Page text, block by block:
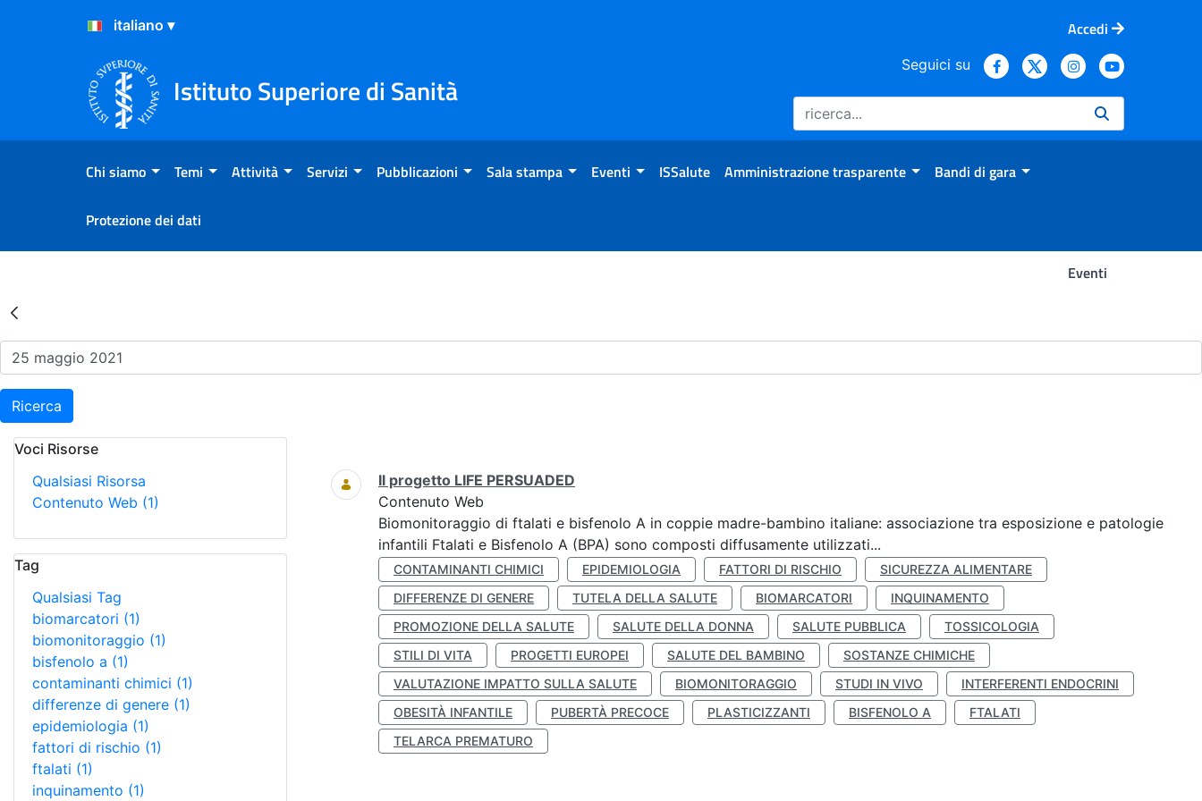
Salta al Contenuto
Salta al Footer
Accedi
Istituto Superiore di Sanità
Seguici su
Chi siamo Temi Attività Servizi Pubblicazioni Sala stampa Eventi ISSalute Amministrazione trasparente Bandi di gara
Protezione dei dati
Eventi
Risultati della Ricerca - Eventi
Ricerca
Voci Risorse
Qualsiasi Risorsa
Contenuto Web (1)
Tag
Qualsiasi Tag
biomarcatori (1)
biomonitoraggio (1)
bisfenolo a (1)
contaminanti chimici (1)
differenze di genere (1)
epidemiologia (1)
fattori di rischio (1)
ftalati (1)
inquinamento (1)
Ricerca
Il progetto LIFE PERSUADED
Contenuto Web
Biomonitoraggio di ftalati e bisfenolo A in coppie madre-bambino italiane: associazione tra esposizione e patologie
infantili Ftalati e Bisfenolo A (BPA) sono composti diffusamente utilizzati...
CONTAMINANTI CHIMICI EPIDEMIOLOGIA FATTORI DI RISCHIO
SICUREZZA ALIMENTARE
DIFFERENZE DI GENERE
TUTELA DELLA SALUTE BIOMARCATORI
INQUINAMENTO
PROMOZIONE DELLA SALUTE
SALUTE DELLA DONNA SALUTE PUBBLICA
TOSSICOLOGIA
STILI DI VITA
PROGETTI EUROPEI SALUTE DEL BAMBINO
SOSTANZE CHIMICHE
VALUTAZIONE IMPATTO SULLA SALUTE
BIOMONITORAGGIO STUDI IN VIVO
INTERFERENTI ENDOCRINI
OBESITÀ INFANTILE
PUBERTÀ PRECOCE PLASTICIZZANTI BISFENOLO A
FTALATI
TELARCA PREMATURO